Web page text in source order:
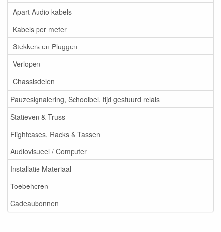
Apart Audio kabels
Kabels per meter
Stekkers en Pluggen
Verlopen
Chassisdelen
Pauzesignalering, Schoolbel, tijd gestuurd relais
Statieven & Truss
Flightcases, Racks & Tassen
Audiovisueel / Computer
Installatie Materiaal
Toebehoren
Cadeaubonnen